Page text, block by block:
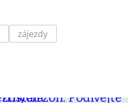
zájezdy